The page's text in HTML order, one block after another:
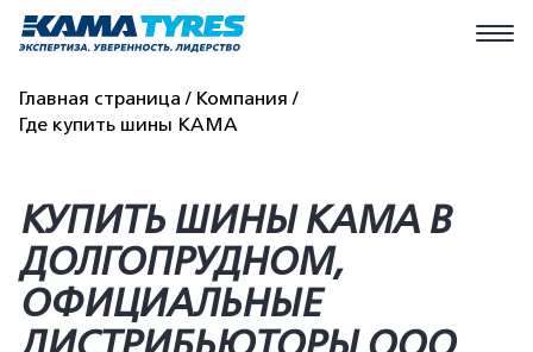
Главная страница
Компания
Где купить шины КАМА
КУПИТЬ ШИНЫ KAMA В
ДОЛГОПРУДНОМ,
ОФИЦИАЛЬНЫЕ